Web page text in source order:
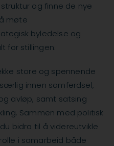
og finne de nye
møte
byledelse og
for stillingen.
store og spennende
innen samferdsel,
avløp, samt satsing
Sammen med politisk
bidra til å videreutvikle
i samarbeid både